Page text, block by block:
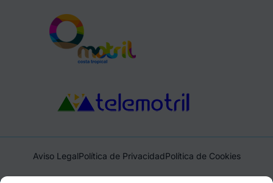
Aviso LegalPolítica de PrivacidadPolítica de Cookies